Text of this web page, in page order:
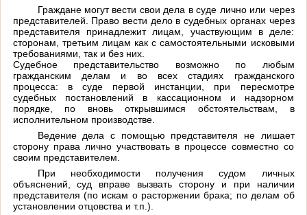
Граждане могут вести свои дела в суде лично или через
представителей. Право вести дело в судебных органах через
представителя принадлежит лицам, участвующим в деле:
сторонам, третьим лицам как с самостоятельными исковыми
требованиями, так и без них.
Судебное представительство возможно по любым
гражданским делам и во всех стадиях гражданского
процесса: в суде первой инстанции, при пересмотре
судебных постановлений в кассационном и надзорном
порядке, по вновь открывшимся обстоятельствам, в
исполнительном производстве.
Ведение дела с помощью представителя не лишает
сторону права лично участвовать в процессе совместно со
своим представителем.
При необходимости получения судом личных
объяснений, суд вправе вызвать сторону и при наличии
представителя (по искам о расторжении брака; по делам об
установлении отцовства и т.п.).